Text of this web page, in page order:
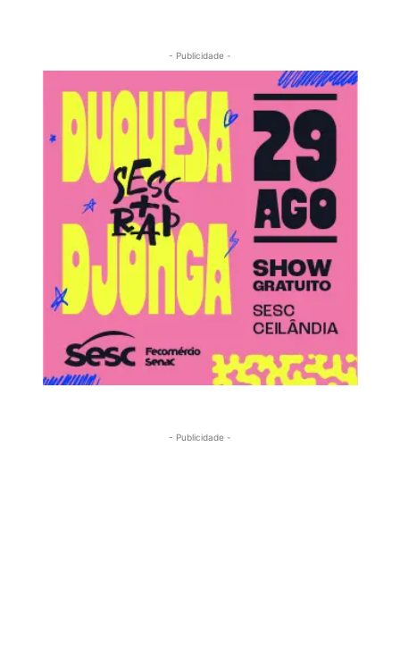
- Publicidade -
- Publicidade -